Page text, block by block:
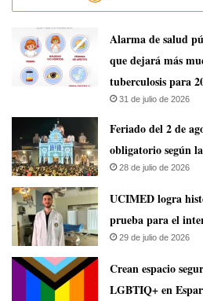
​Alarma de salud
que dejará más
tuberculosis para
31 de julio de 2026
Feriado del 2 de
obligatorio según
28 de julio de 2026
UCIMED logra
prueba para el
29 de julio de 2026
Crean espacio
LGBTIQ+ en